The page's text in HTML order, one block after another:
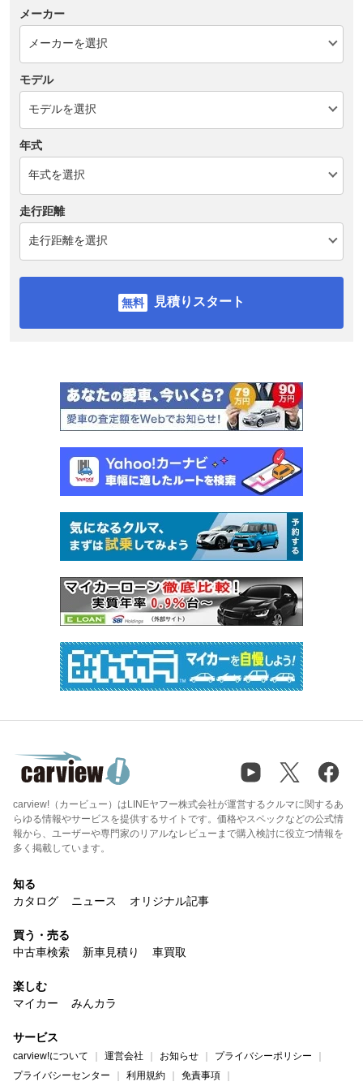
メーカー
モデル
年式
走行距離
見積りスタート
carview!（カービュー）はLINEヤフー株式会社が運営するクルマに関するあ
らゆる情報やサービスを提供するサイトです。価格やスペックなどの公式情
報から、ユーザーや専門家のリアルなレビューまで購入検討に役立つ情報を
多く掲載しています。
知る
カタログ
ニュース オリジナル記事
買う・売る
中古車検索
新車見積り 車買取
楽しむ
マイカー
みんカラ
サービス
carview!について 運営会社 お知らせ
プライバシーポリシー
プライバシーセンター
利用規約 免責事項